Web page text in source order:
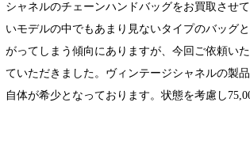
シャネルのチェーンハンドバッグをお買取させ
いモデルの中でもあまり見ないタイプのバッグ
がってしまう傾向にありますが、今回ご依頼い
ていただきました。ヴィンテージシャネルの製
自体が希少となっております。状態を考慮し